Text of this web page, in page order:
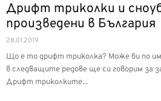
Дрифт триколки и
произведени в България
28.01.2019
Що е то дрифт триколка? Може би по
в следващите редове ще си говорим за
Дрифт триколките...